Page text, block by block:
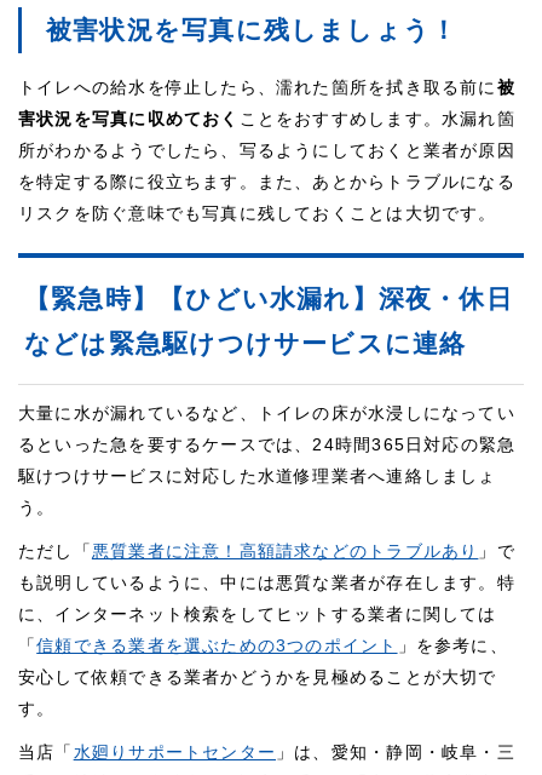
被害状況を写真に残しましょう！
トイレへの給水を停止したら、濡れた箇所を拭き取る前に被
害状況を写真に収めておく ことをおすすめします。水漏れ箇
所がわかるようでしたら、写るようにしておくと業者が原因
を特定する際に役立ちます。また、あとからトラブルになる
リスクを防ぐ意味でも写真に残しておくことは大切です。
【緊急時】【ひどい水漏れ】深夜・休日
などは緊急駆けつけサービスに連絡
大量に水が漏れているなど、トイレの床が水浸しになってい
るといった急を要するケースでは、24時間365日対応の緊急
駆けつけサービスに対応した水道修理業者へ連絡しましょ
う。
ただし「悪質業者に注意！高額請求などのトラブルあり 」で
も説明しているように、中には悪質な業者が存在します。特
に、インターネット検索をしてヒットする業者に関しては
「信頼できる業者を選ぶための3つのポイント
」を参考に、
安心して依頼できる業者かどうかを見極めることが大切で
す。
当店「 水廻りサポートセンター 」は、愛知・静岡・岐阜・三